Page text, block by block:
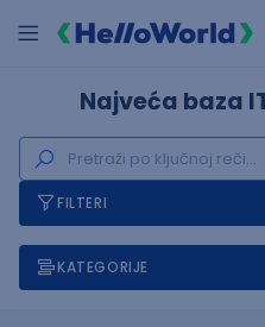
Najveća baza
FILTERI
KATEGORIJE